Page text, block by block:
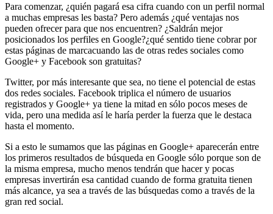
Para comenzar, ¿quién pagará esa cifra cuando con un perfil normal
a muchas empresas les basta? Pero además ¿qué ventajas nos
pueden ofrecer para que nos encuentren? ¿Saldrán mejor
posicionados los perfiles en Google?¿qué sentido tiene cobrar por
estas páginas de marcacuando las de otras redes sociales como
Google+ y Facebook son gratuitas?
Twitter, por más interesante que sea, no tiene el potencial de estas
dos redes sociales. Facebook triplica el número de usuarios
registrados y Google+ ya tiene la mitad en sólo pocos meses de
vida, pero una medida así le haría perder la fuerza que le destaca
hasta el momento.
Si a esto le sumamos que las páginas en Google+ aparecerán entre
los primeros resultados de búsqueda en Google sólo porque son de
la misma empresa, mucho menos tendrán que hacer y pocas
empresas invertirán esa cantidad cuando de forma gratuita tienen
más alcance, ya sea a través de las búsquedas como a través de la
gran red social.